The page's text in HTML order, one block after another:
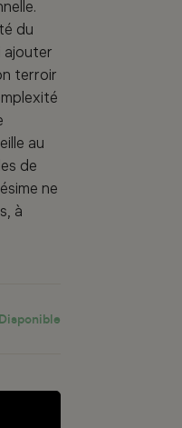
du
ajouter
terroir
au
de
ne
à
Disponible